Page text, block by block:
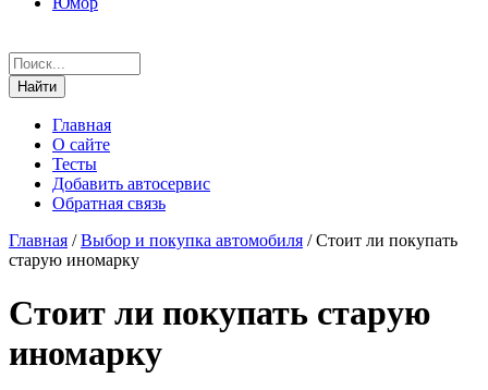
Главная
О сайте
Тесты
Добавить автосервис
Обратная связь
Главная /Выбор и покупка автомобиля /Стоит ли покупать
старую иномарку
Стоит ли покупать старую
иномарку